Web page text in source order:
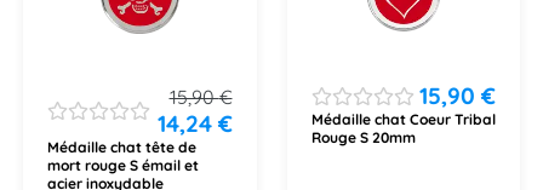
15,90€
14,24 €
Médaille chat tête de
mort rouge S émail et
acier inoxydable
15,90€
Médaille chat Coeur Tribal
Rouge S 20mm